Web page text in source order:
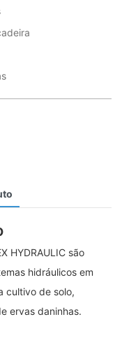
HYDRAULIC são
hidráulicos em
cultivo de solo,
ervas daninhas.